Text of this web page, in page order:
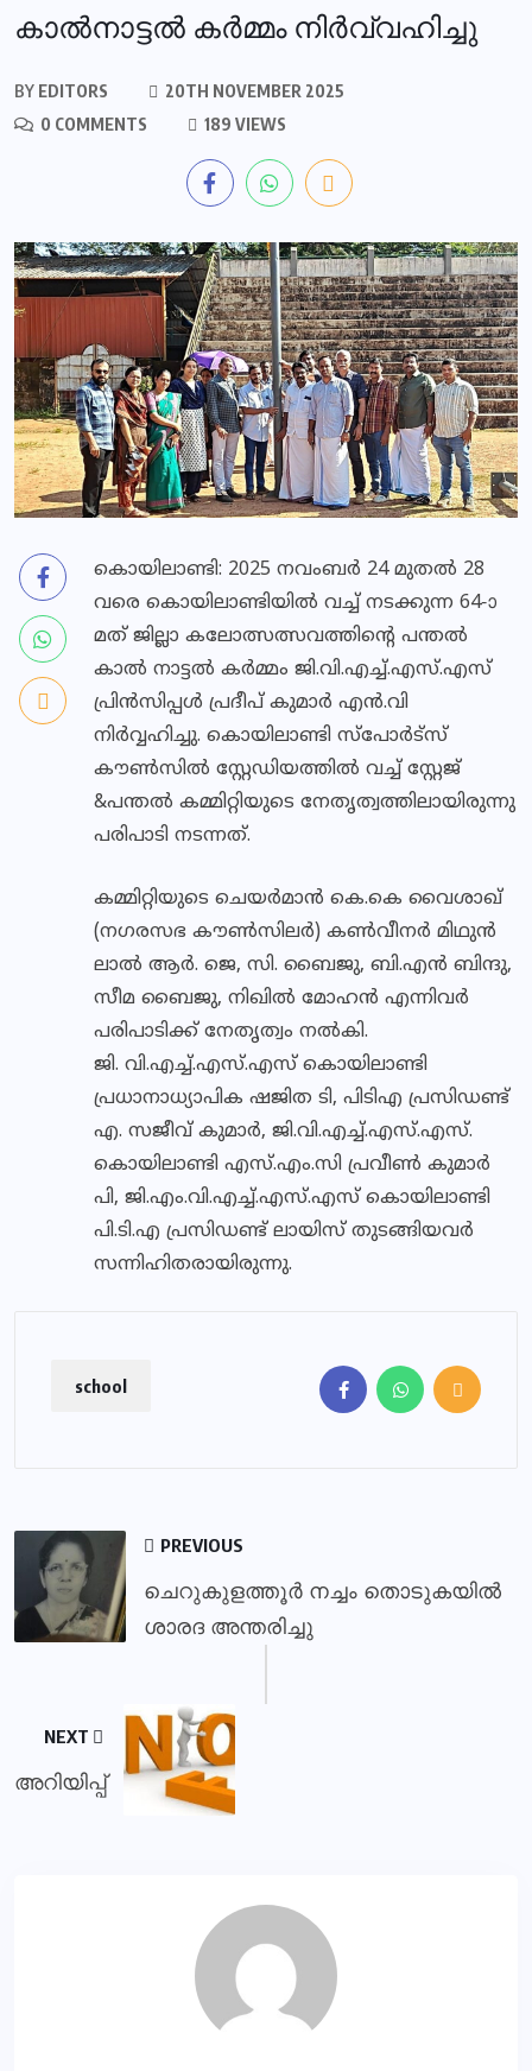
കാൽനാട്ടൽ കർമ്മം നിർവ്വഹിച്ചു
BY EDITORS
20TH NOVEMBER 2025
0 COMMENTS
189 VIEWS
കൊയിലാണ്ടി: 2025 നവംബർ 24 മുതൽ 28
വരെ കൊയിലാണ്ടിയിൽ വച്ച് നടക്കുന്ന 64-ാ
മത് ജില്ലാ കലോത്സത്സവത്തിൻ്റെ പന്തൽ
കാൽ നാട്ടൽ കർമ്മം ജി.വി.എച്ച്.എസ്.എസ്
പ്രിൻസിപ്പൾ പ്രദീപ് കുമാർ എൻ.വി
നിർവ്വഹിച്ചു. കൊയിലാണ്ടി സ്പോർട്സ്
കൗൺസിൽ സ്റ്റേഡിയത്തിൽ വച്ച് സ്റ്റേജ്
&പന്തൽ കമ്മിറ്റിയുടെ നേതൃത്വത്തിലായിരുന്നു
പരിപാടി നടന്നത്.
കമ്മിറ്റിയുടെ ചെയർമാൻ കെ.കെ വൈശാഖ്
(നഗരസഭ കൗൺസിലർ) കൺവീനർ മിഥുൻ
ലാൽ ആർ. ജെ, സി. ബൈജു, ബി.എൻ ബിന്ദു,
സീമ ബൈജു, നിഖിൽ മോഹൻ എന്നിവർ
പരിപാടിക്ക് നേതൃത്വം നൽകി.
ജി. വി.എച്ച്.എസ്.എസ് കൊയിലാണ്ടി
പ്രധാനാധ്യാപിക ഷജിത ടി, പിടിഎ പ്രസിഡണ്ട്
എ. സജീവ് കുമാർ, ജി.വി.എച്ച്.എസ്.എസ്.
കൊയിലാണ്ടി എസ്.എം.സി പ്രവീൺ കുമാർ
പി, ജി.എം.വി.എച്ച്.എസ്.എസ് കൊയിലാണ്ടി
പി.ടി.എ പ്രസിഡണ്ട് ലായിസ് തുടങ്ങിയവർ
സന്നിഹിതരായിരുന്നു.
school
PREVIOUS
ചെറുകുളത്തൂർ നച്ചം തൊടുകയിൽ
ശാരദ അന്തരിച്ചു
NEXT
അറിയിപ്പ്